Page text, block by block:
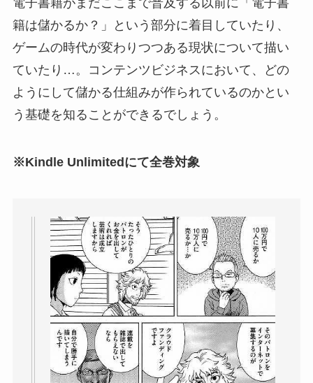
籍は儲かるか？」という部分に着目していたり、
ゲームの時代が変わりつつある現状について描い
ていたり…。コンテンツビジネスにおいて、どの
ようにして儲かる仕組みが作られているのかとい
う基礎を知ることができるでしょう。
※Kindle Unlimitedにて全巻対象